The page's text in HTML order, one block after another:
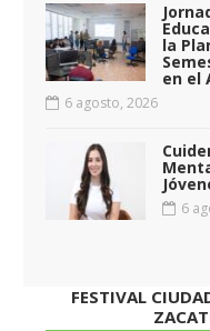
la
en el
6 agosto, 2026
6
FESTIVAL